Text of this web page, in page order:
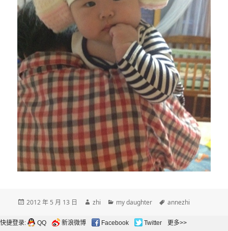
发
于
2012 年 5 月 13 日
作
zhi
分
my daughter
标
annezhi
快捷登录: QQ 新浪微博 Facebook Twitter 更多>>